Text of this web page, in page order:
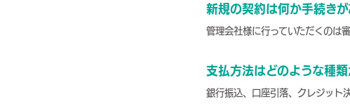
新規の契約は何か手続き
管理会社様に行っていただくのは
支払方法はどのような種
銀行振込、口座引落、クレジット